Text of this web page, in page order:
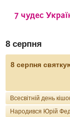
8 серпня
8 серпня
Всесвітній день
Народився Юрій